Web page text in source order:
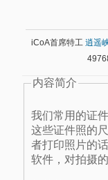
iCoA首席特工 逍遥
内容简介
我们常用的证
这些证件照的
者打印照片的
软件，对拍摄